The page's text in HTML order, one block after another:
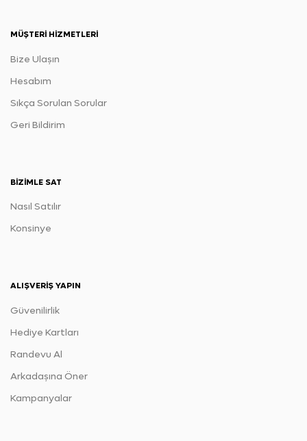
MÜŞTERI HIZMETLERI
Bize Ulaşın
Hesabım
Sıkça Sorulan Sorular
Geri Bildirim
BIZIMLE SAT
Nasıl Satılır
Konsinye
ALIŞVERIŞ YAPIN
Güvenilirlik
Hediye Kartları
Randevu Al
Arkadaşına Öner
Kampanyalar